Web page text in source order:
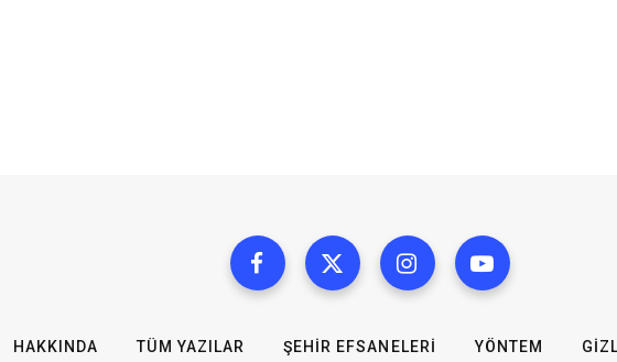
HAKKINDA TÜM YAZILAR ŞEHIR EFSANELERI YÖNTEM